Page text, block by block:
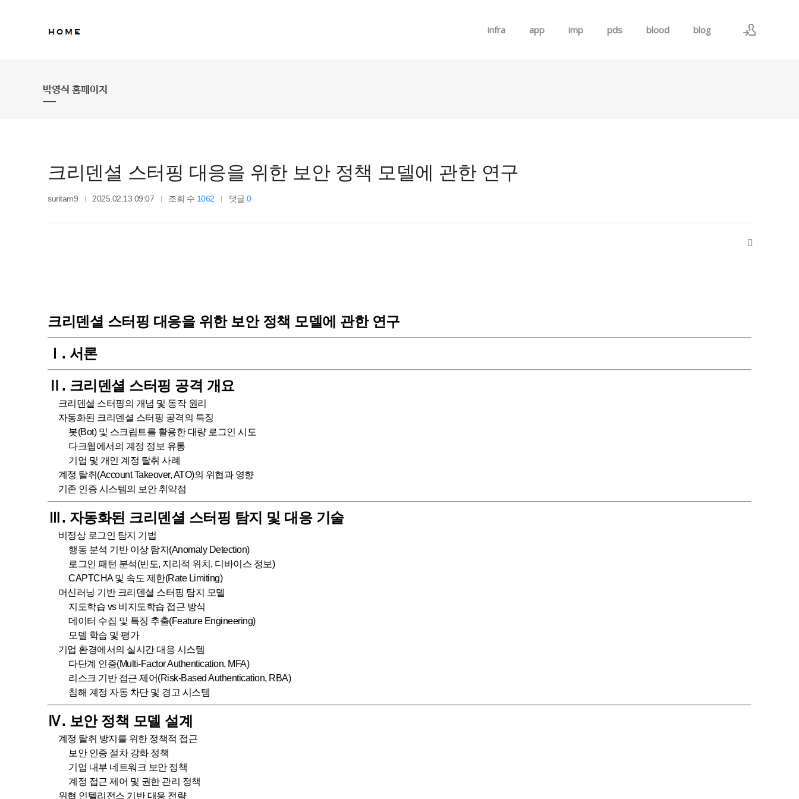
infra app imp pds blood blog
박영식 홈페이지
크리덴셜 스터핑 대응을 위한 보안 정책 모델에 관한 연구
suritam9 2025.02.13 09:07 조회 수 1062 댓글0
크리덴셜 스터핑 대응을 위한 보안 정책 모델에 관한 연구
Ⅰ. 서론
Ⅱ. 크리덴셜 스터핑 공격 개요
크리덴셜 스터핑의 개념 및 동작 원리
자동화된 크리덴셜 스터핑 공격의 특징
봇(Bot) 및 스크립트를 활용한 대량 로그인 시도
다크웹에서의 계정 정보 유통
기업 및 개인 계정 탈취 사례
계정 탈취(Account Takeover, ATO)의 위협과 영향
기존 인증 시스템의 보안 취약점
Ⅲ. 자동화된 크리덴셜 스터핑 탐지 및 대응 기술
비정상 로그인 탐지 기법
행동 분석 기반 이상 탐지(Anomaly Detection)
로그인 패턴 분석(빈도, 지리적 위치, 디바이스 정보)
CAPTCHA 및 속도 제한(Rate Limiting)
머신러닝 기반 크리덴셜 스터핑 탐지 모델
지도학습 vs 비지도학습 접근 방식
데이터 수집 및 특징 추출(Feature Engineering)
모델 학습 및 평가
기업 환경에서의 실시간 대응 시스템
다단계 인증(Multi-Factor Authentication, MFA)
리스크 기반 접근 제어(Risk-Based Authentication, RBA)
침해 계정 자동 차단 및 경고 시스템
Ⅳ. 보안 정책 모델 설계
계정 탈취 방지를 위한 정책적 접근
보안 인증 절차 강화 정책
기업 내부 네트워크 보안 정책
계정 접근 제어 및 권한 관리 정책
위협 인텔리전스 기반 대응 전략